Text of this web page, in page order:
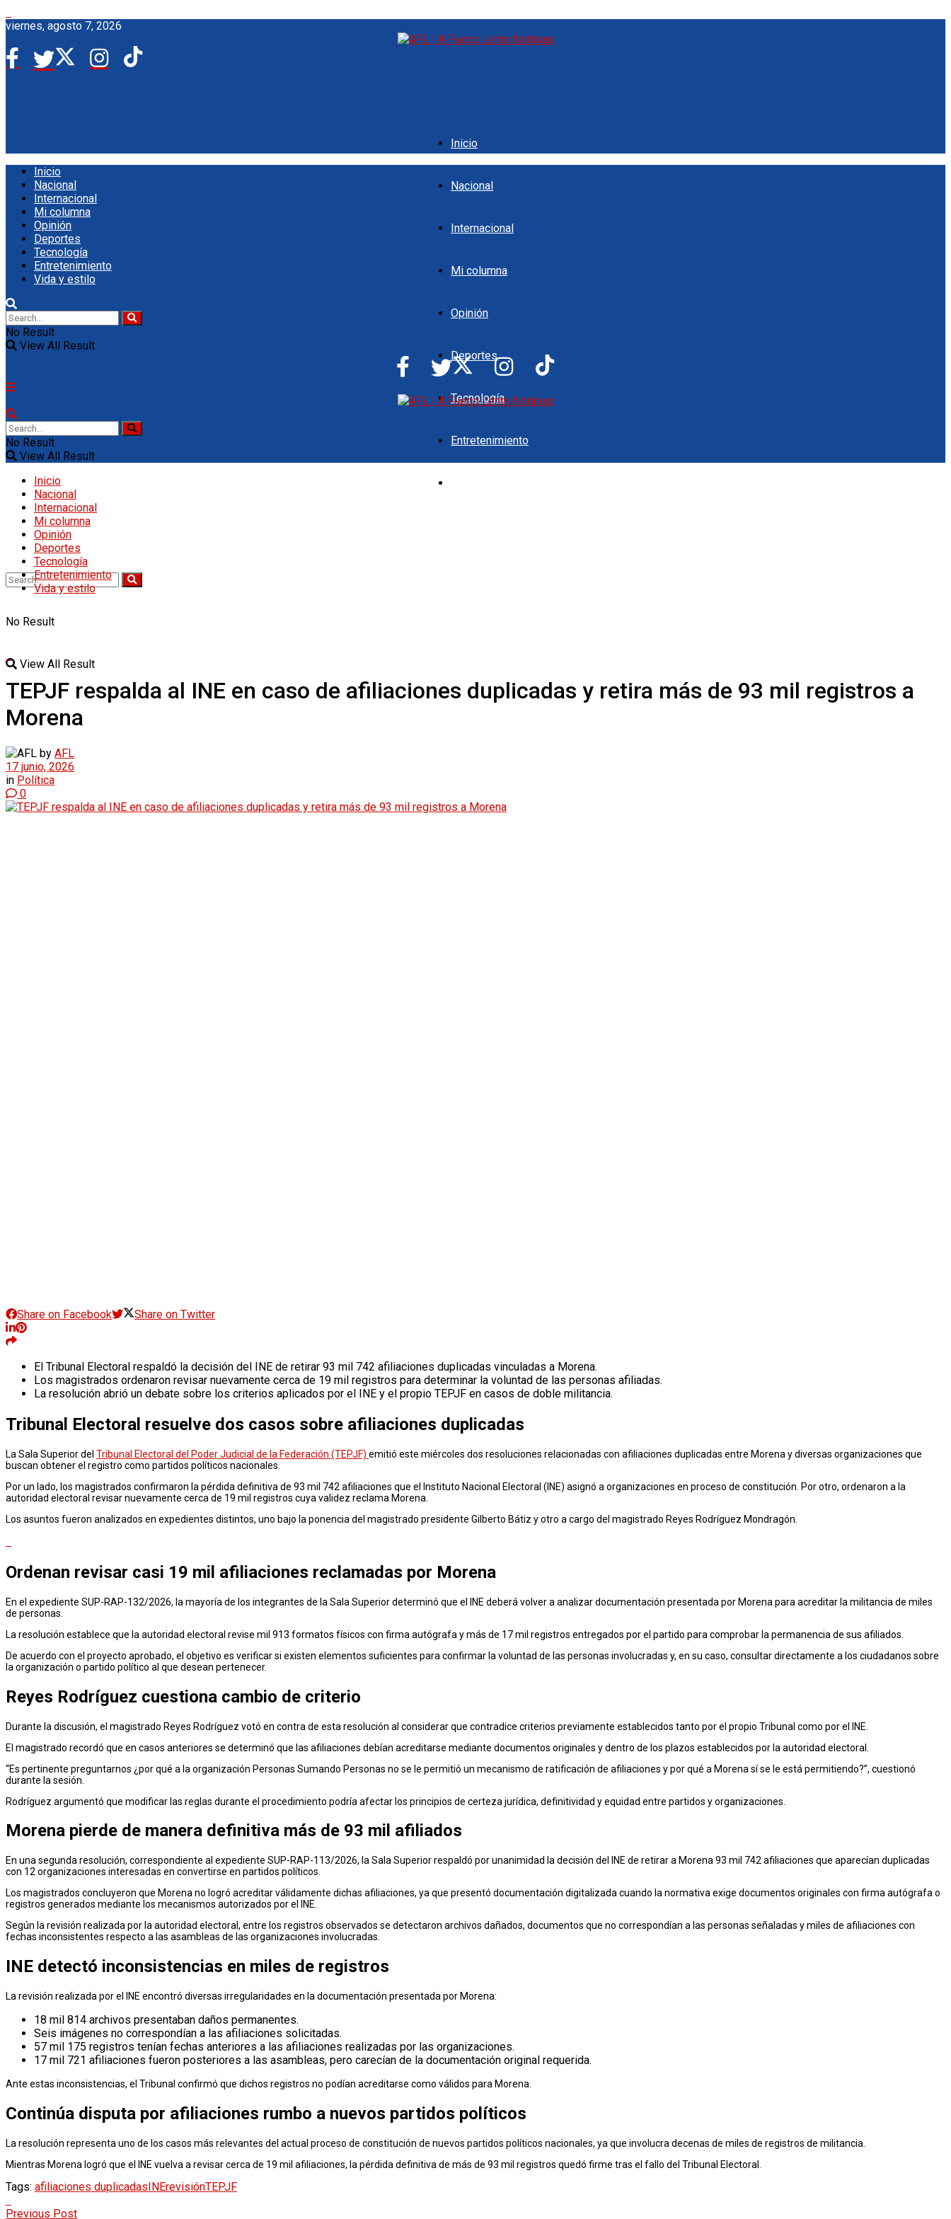
viernes, agosto 7, 2026
Inicio
Nacional
Internacional
Mi columna
Opinión
Deportes
Tecnología
Entretenimiento
No Result
View All Result
Inicio
Nacional
Internacional
Mi columna
Opinión
Deportes
Tecnología
Entretenimiento
Vida y estilo
No Result
View All Result
No Result
View All Result
Inicio
Nacional
Internacional
Mi columna
Opinión
Deportes
Tecnología
Entretenimiento
Vida y estilo
TEPJF respalda al INE en caso de afiliaciones duplicadas y retira más de 93 mil registros a
Morena
by AFL
17 junio, 2026
in Política
0
Share on Facebook Share on Twitter
El Tribunal Electoral respaldó la decisión del INE de retirar 93 mil 742 afiliaciones duplicadas vinculadas a Morena.
Los magistrados ordenaron revisar nuevamente cerca de 19 mil registros para determinar la voluntad de las personas afiliadas.
La resolución abrió un debate sobre los criterios aplicados por el INE y el propio TEPJF en casos de doble militancia.
Tribunal Electoral resuelve dos casos sobre afiliaciones duplicadas
La Sala Superior del Tribunal Electoral del Poder Judicial de la Federación (TEPJF) emitió este miércoles dos resoluciones relacionadas con afiliaciones duplicadas entre Morena y diversas organizaciones que
buscan obtener el registro como partidos políticos nacionales.
Por un lado, los magistrados confirmaron la pérdida definitiva de 93 mil 742 afiliaciones que el Instituto Nacional Electoral (INE) asignó a organizaciones en proceso de constitución. Por otro, ordenaron a la
autoridad electoral revisar nuevamente cerca de 19 mil registros cuya validez reclama Morena.
Los asuntos fueron analizados en expedientes distintos, uno bajo la ponencia del magistrado presidente Gilberto Bátiz y otro a cargo del magistrado Reyes Rodríguez Mondragón.
Ordenan revisar casi 19 mil afiliaciones reclamadas por Morena
En el expediente SUP-RAP-132/2026, la mayoría de los integrantes de la Sala Superior determinó que el INE deberá volver a analizar documentación presentada por Morena para acreditar la militancia de miles
de personas.
La resolución establece que la autoridad electoral revise mil 913 formatos físicos con firma autógrafa y más de 17 mil registros entregados por el partido para comprobar la permanencia de sus afiliados.
De acuerdo con el proyecto aprobado, el objetivo es verificar si existen elementos suficientes para confirmar la voluntad de las personas involucradas y, en su caso, consultar directamente a los ciudadanos sobre
la organización o partido político al que desean pertenecer.
Reyes Rodríguez cuestiona cambio de criterio
Durante la discusión, el magistrado Reyes Rodríguez votó en contra de esta resolución al considerar que contradice criterios previamente establecidos tanto por el propio Tribunal como por el INE.
El magistrado recordó que en casos anteriores se determinó que las afiliaciones debían acreditarse mediante documentos originales y dentro de los plazos establecidos por la autoridad electoral.
“Es pertinente preguntarnos ¿por qué a la organización Personas Sumando Personas no se le permitió un mecanismo de ratificación de afiliaciones y por qué a Morena sí se le está permitiendo?”, cuestionó
durante la sesión.
Rodríguez argumentó que modificar las reglas durante el procedimiento podría afectar los principios de certeza jurídica, definitividad y equidad entre partidos y organizaciones.
Morena pierde de manera definitiva más de 93 mil afiliados
En una segunda resolución, correspondiente al expediente SUP-RAP-113/2026, la Sala Superior respaldó por unanimidad la decisión del INE de retirar a Morena 93 mil 742 afiliaciones que aparecían duplicadas
con 12 organizaciones interesadas en convertirse en partidos políticos.
Los magistrados concluyeron que Morena no logró acreditar válidamente dichas afiliaciones, ya que presentó documentación digitalizada cuando la normativa exige documentos originales con firma autógrafa o
registros generados mediante los mecanismos autorizados por el INE.
Según la revisión realizada por la autoridad electoral, entre los registros observados se detectaron archivos dañados, documentos que no correspondían a las personas señaladas y miles de afiliaciones con
fechas inconsistentes respecto a las asambleas de las organizaciones involucradas.
INE detectó inconsistencias en miles de registros
La revisión realizada por el INE encontró diversas irregularidades en la documentación presentada por Morena:
18 mil 814 archivos presentaban daños permanentes.
Seis imágenes no correspondían a las afiliaciones solicitadas.
57 mil 175 registros tenían fechas anteriores a las afiliaciones realizadas por las organizaciones.
17 mil 721 afiliaciones fueron posteriores a las asambleas, pero carecían de la documentación original requerida.
Ante estas inconsistencias, el Tribunal confirmó que dichos registros no podían acreditarse como válidos para Morena.
Continúa disputa por afiliaciones rumbo a nuevos partidos políticos
La resolución representa uno de los casos más relevantes del actual proceso de constitución de nuevos partidos políticos nacionales, ya que involucra decenas de miles de registros de militancia.
Mientras Morena logró que el INE vuelva a revisar cerca de 19 mil afiliaciones, la pérdida definitiva de más de 93 mil registros quedó firme tras el fallo del Tribunal Electoral.
Tags: afiliaciones duplicadasINErevisiónTEPJF
Previous Post